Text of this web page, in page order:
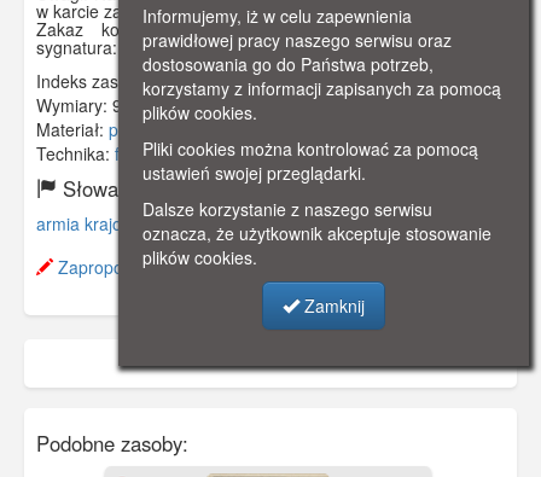
w karcie zabezpieczającej.
Zakaz kopiowania, zasób dostępny w zbiorach IPN,
sygnatura: IPNBU-3-3-6-128
Indeks zasobu:IPN 026
Wymiary: 95 x 65 mm
Materiał: papier fotograficzny
Technika: fotografia czarno-biała
Słowa kluczowe:
armia krajowa ,1940 ,1945 ,ii wojna światowa,
Zaproponuj zmianę opisu.
Podobne zasoby:
Informujemy, iż w celu zapewnienia
prawidłowej pracy naszego serwisu oraz
dostosowania go do Państwa potrzeb,
korzystamy z informacji zapisanych za pomocą
plików cookies.
Pliki cookies można kontrolować za pomocą
ustawień swojej przeglądarki.
Dalsze korzystanie z naszego serwisu
oznacza, że użytkownik akceptuje stosowanie
plików cookies.
Zamknij